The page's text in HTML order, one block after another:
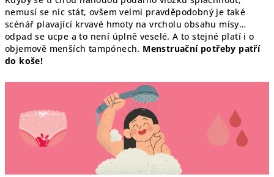
nemusí se nic stát, ovšem velmi pravděpodobný je také
scénář plavající krvavé hmoty na vrcholu obsahu mísy…
odpad se ucpe a to není úplně veselé. A to stejné platí i o
objemově menších tampónech. Menstruační potřeby patří
do koše!